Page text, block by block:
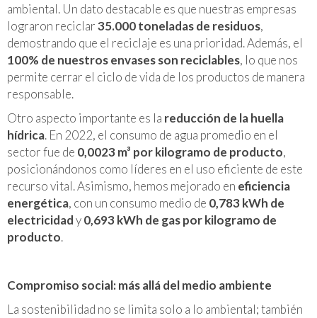
ambiental. Un dato destacable es que nuestras empresas
lograron reciclar35.000 toneladas de residuos,
demostrando que el reciclaje es una prioridad. Además, el
100% de nuestros envases son reciclables, lo que nos
permite cerrar el ciclo de vida de los productos de manera
responsable.
Otro aspecto importante es la reducción de la huella
hídrica. En 2022, el consumo de agua promedio en el
sector fue de 0,0023 m³ por kilogramo de producto,
posicionándonos como líderes en el uso eficiente de este
recurso vital. Asimismo, hemos mejorado en eficiencia
energética, con un consumo medio de 0,783 kWh de
electricidady0,693 kWh de gas por kilogramo de
producto.
Compromiso social: más allá del medio ambiente
La sostenibilidad no se limita solo a lo ambiental; también